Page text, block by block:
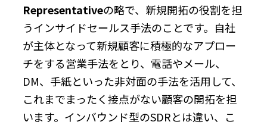
Representativeの略で、新規開拓の役割を担
うインサイドセールス手法のことです。自社
が主体となって新規顧客に積極的なアプロー
チをする営業手法をとり、電話やメール、
DM、手紙といった非対面の手法を活用して、
これまでまったく接点がない顧客の開拓を担
います。インバウンド型のSDRとは違い、こ